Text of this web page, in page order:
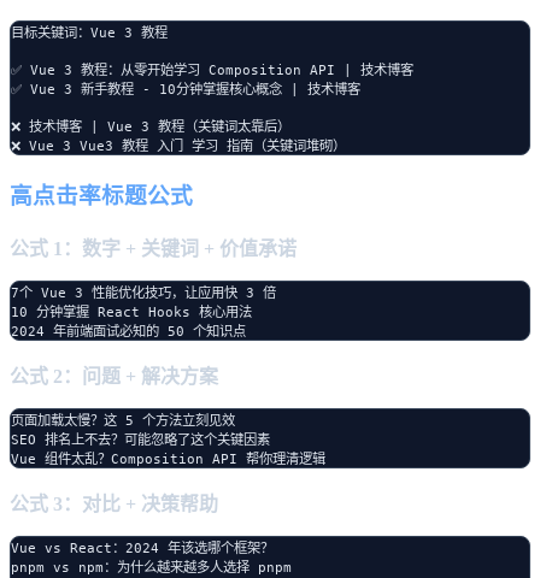
目标关键词：Vue 3 教程
✅ Vue 3 教程：从零开始学习 Composition API | 技术博客
✅ Vue 3 新手教程 - 10分钟掌握核心概念 | 技术博客
❌ 技术博客 | Vue 3 教程（关键词太靠后）
高点击率标题公式
公式 1：数字 + 关键词 + 价值承诺
7个 Vue 3 性能优化技巧，让应用快 3 倍
10 分钟掌握 React Hooks 核心用法
公式 2：问题 + 解决方案
页面加载太慢？这 5 个方法立刻见效
SEO 排名上不去？可能忽略了这个关键因素
公式 3：对比 + 决策帮助
Vue vs React：2024 年该选哪个框架？
pnpm vs npm：为什么越来越多人选择 pnpm